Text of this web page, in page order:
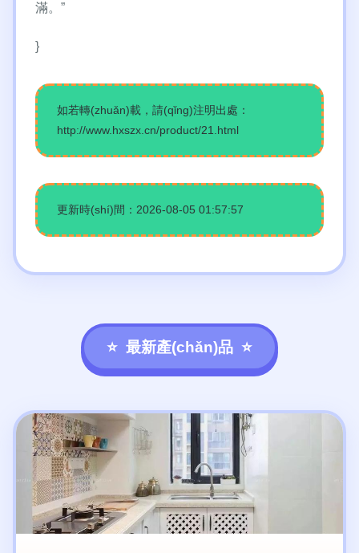
滿。”
}
如若轉(zhuǎn)載，請(qǐng)注明出處：
http://www.hxszx.cn/product/21.html
更新時(shí)間：2026-08-05 01:57:57
最新產(chǎn)品